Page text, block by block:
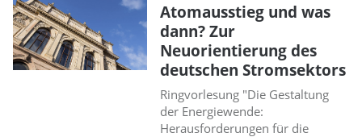
Atomausstieg und was
dann? Zur
Neuorientierung des
deutschen Stromsektors
Ringvorlesung "Die Gestaltung
der Energiewende:
Herausforderungen für die